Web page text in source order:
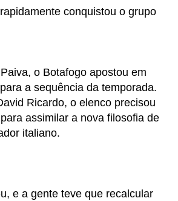
conquistou o grupo
o Botafogo apostou em
a sequência da temporada.
Ricardo, o elenco precisou
assimilar a nova filosofia de
italiano.
e a gente teve que recalcular